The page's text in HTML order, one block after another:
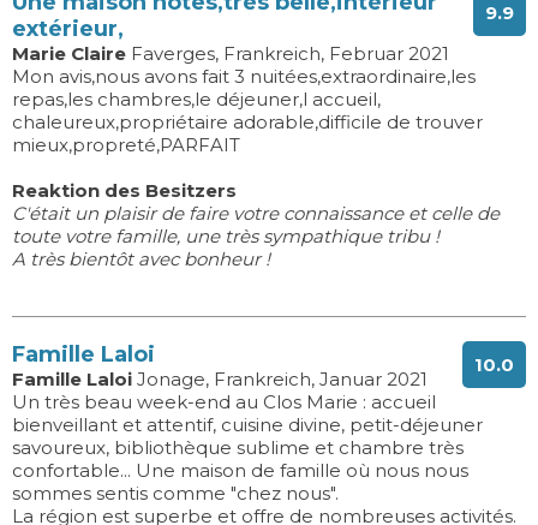
9.9
extérieur,
Marie Claire Faverges, Frankreich, Februar 2021
Mon avis,nous avons fait 3 nuitées,extraordinaire,les
repas,les chambres,le déjeuner,l accueil,
chaleureux,propriétaire adorable,difficile de trouver
mieux,propreté,PARFAIT
Reaktion des Besitzers
C'était un plaisir de faire votre connaissance et celle de
toute votre famille, une très sympathique tribu !
A très bientôt avec bonheur !
10.0
Famille Laloi
Famille Laloi Jonage, Frankreich, Januar 2021
Un très beau week-end au Clos Marie : accueil
bienveillant et attentif, cuisine divine, petit-déjeuner
savoureux, bibliothèque sublime et chambre très
confortable... Une maison de famille où nous nous
sommes sentis comme "chez nous".
La région est superbe et offre de nombreuses activités.